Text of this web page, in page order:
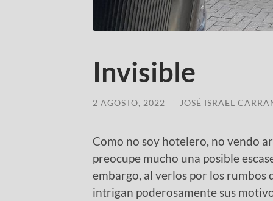
Invisible
2 AGOSTO, 2022 JOSÉ ISRAEL
Como no soy hotelero, no vendo
preocupe mucho una posible
embargo, al verlos por los rumbos
intrigan poderosamente sus